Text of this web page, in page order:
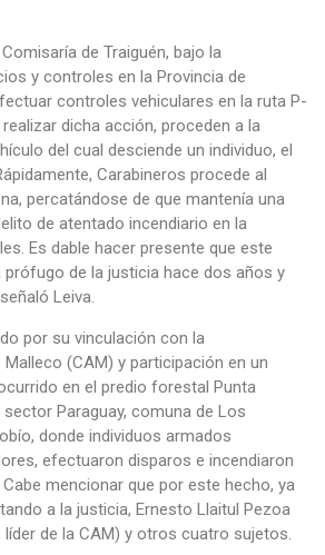
de Traiguén, bajo la
y controles en la Provincia de
controles vehiculares en la ruta P-
dicha acción, proceden a la
del cual desciende un individuo, el
Carabineros procede al
percatándose de que mantenía una
de atentado incendiario en la
Es dable hacer presente que este
prófugo de la justicia hace dos años y
Leiva.
por su vinculación con la
(CAM) y participación en un
en el predio forestal Punta
Paraguay, comuna de Los
donde individuos armados
efectuaron disparos e incendiaron
mencionar que por este hecho, ya
a la justicia, Ernesto Llaitul Pezoa
de la CAM) y otros cuatro sujetos.